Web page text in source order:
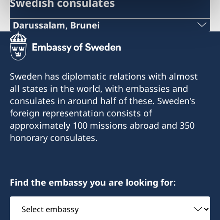
Darussalam, Brunei
Tel:
+673 2682352
Mob:
+673 7353107
Email:
sweconbrunei@gmail.com
Consulate of Sweden
Sweden has diplomatic relations with almost
all states in the world, with embassies and
consulates in around half of these. Sweden's
foreign representation consists of
approximately 100 missions abroad and 350
honorary consulates.
Find the embassy you are looking for:
Select
embassy